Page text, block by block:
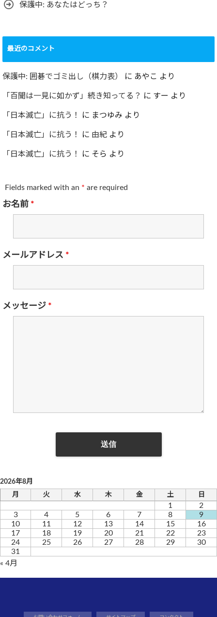
保護中: あなたはどっち？
最近のコメント
保護中: 囲碁でゴミ出し（棋力表） に あやこ より
「百聞は一見に如かず」続き知ってる？ に すー より
「日本滅亡」に抗う！ に まつゆみ より
「日本滅亡」に抗う！ に 由紀 より
「日本滅亡」に抗う！ に そら より
Fields marked with an * are required
お名前 *
メールアドレス *
メッセージ *
2026年8月
月
火 水 木 金 土 日
1
2
3
4 5 6 7 8
9
10
11 12 13 14 15
16
17
18 19 20 21 22
23
24
25 26 27 28 29
30
31
« 4月